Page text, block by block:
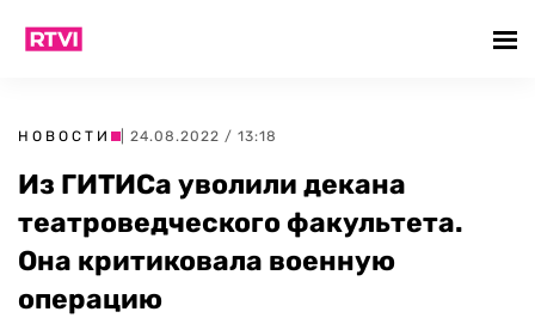
НОВОСТИ | 24.08.2022 / 13:18
Из ГИТИСа уволили декана
театроведческого факультета.
Она критиковала военную
операцию